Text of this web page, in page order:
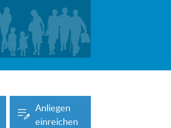
Anliegen
einreichen